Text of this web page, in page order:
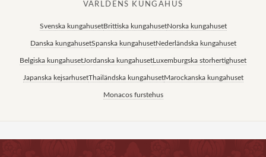
VÄRLDENS KUNGAHUS
Svenska kungahusetBrittiska kungahusetNorska kungahuset
Danska kungahusetSpanska kungahusetNederländska kungahuset
Belgiska kungahusetJordanska kungahuset Luxemburgska storhertighuset
Japanska kejsarhusetThailändska kungahusetMarockanska kungahuset
Monacos furstehus